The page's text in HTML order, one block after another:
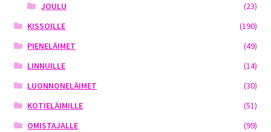
JOULU
(23)
KISSOILLE
(190)
PIENELÄIMET
(49)
LINNUILLE
(14)
LUONNONELÄIMET
(30)
KOTIELÄIMILLE
(51)
OMISTAJALLE
(99)